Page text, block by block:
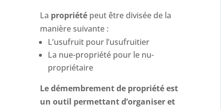
La propriétépeut être divisée de la
manière suivante :
L’usufruit pour l’usufruitier
La nue-propriété pour le nu-
propriétaire
Le démembrement de propriété est
un outil permettant d’organiser et